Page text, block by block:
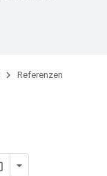
Referenzen